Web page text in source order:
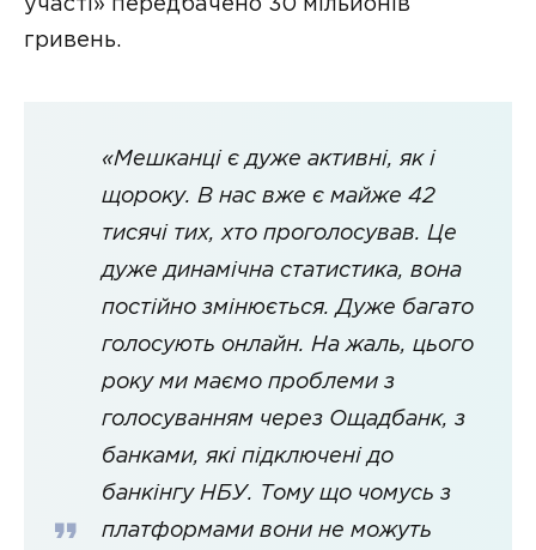
участі» передбачено 30 мільйонів
гривень.
«Мешканці є дуже активні, як і
щороку. В нас вже є майже 42
тисячі тих, хто проголосував. Це
дуже динамічна статистика, вона
постійно змінюється. Дуже багато
голосують онлайн. На жаль, цього
року ми маємо проблеми з
голосуванням через Ощадбанк, з
банками, які підключені до
банкінгу НБУ. Тому що чомусь з
платформами вони не можуть